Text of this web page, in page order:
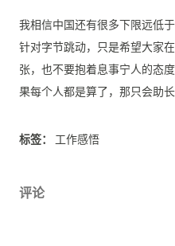
我相信中国还有很多下限远低
针对字节跳动，只是希望大家
张，也不要抱着息事宁人的态
果每个人都是算了，那只会助长
标签： 工作感悟
评论